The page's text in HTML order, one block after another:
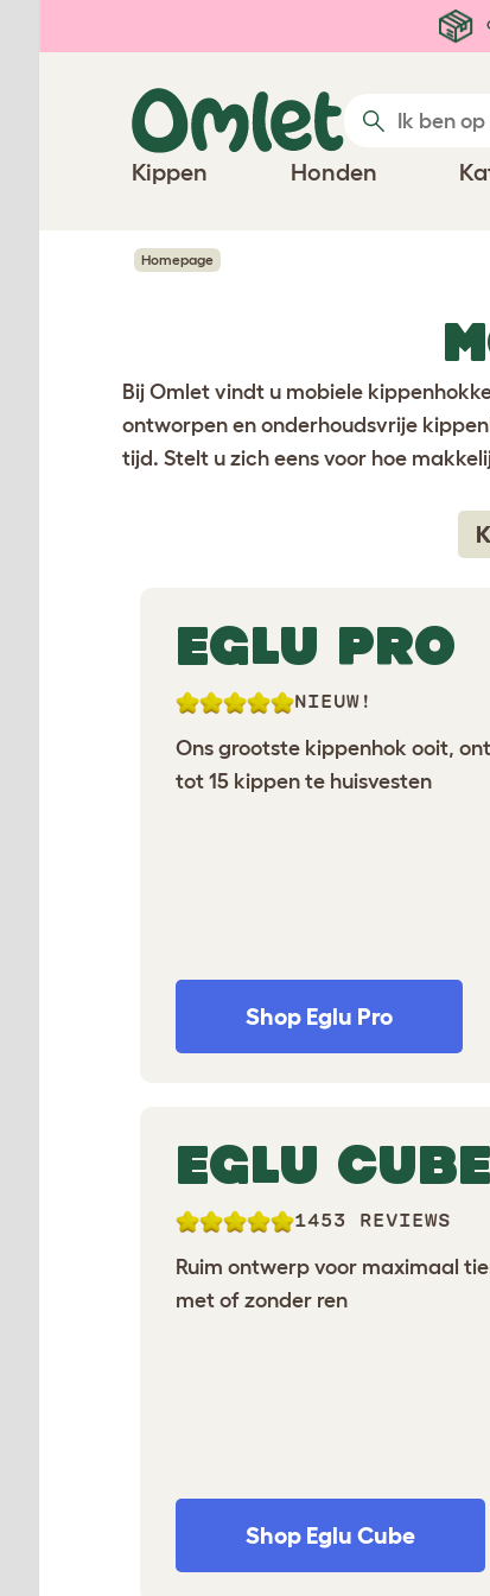
Kippen Honden
Homepage
Bij Omlet vindt u mobiele
ontworpen en onderhoudsvrije
tijd. Stelt u zich eens voor hoe
EGLU PRO
NIEUW!
Ons grootste kippenhok ooit,
tot 15 kippen te huisvesten
Shop Eglu Pro
EGLU CUBE
1453 REVIEWS
Ruim ontwerp voor maximaal
met of zonder ren
Shop Eglu Cube